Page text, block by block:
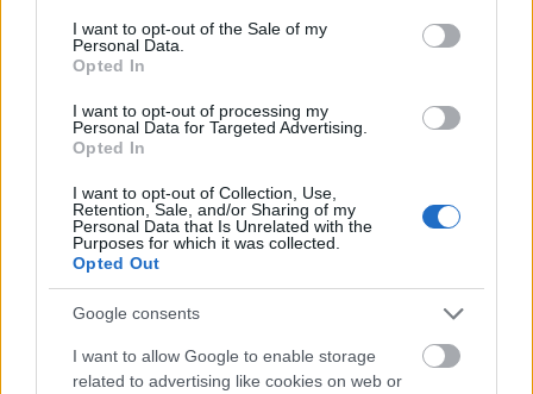
consent section.
I want to opt-out of the Sale of my
Personal Data.
Opted In
I want to opt-out of processing my
Personal Data for Targeted Advertising.
Opted In
I want to opt-out of Collection, Use,
Retention, Sale, and/or Sharing of my
Personal Data that Is Unrelated with the
Purposes for which it was collected.
Opted Out
Google consents
I want to allow Google to enable storage
related to advertising like cookies on web or
Northfoto